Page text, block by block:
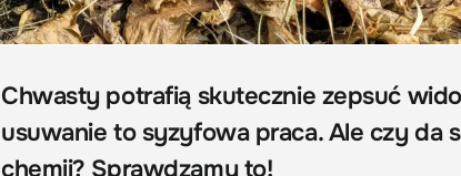
Chwasty potrafią skutecznie zepsuć
usuwanie to syzyfowa praca. Ale czy da
chemii? Sprawdzamy to!